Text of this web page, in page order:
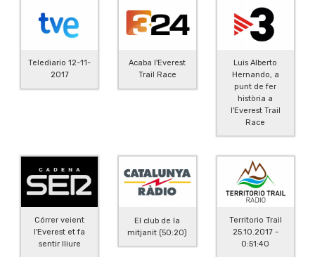
Telediario 12-11-
2017
Acaba l'Everest
Trail Race
Luis Alberto
Hernando, a
punt de fer
història a
l'Everest Trail
Race
Córrer veient
l'Everest et fa
sentir lliure
El club de la
mitjanit (50:20)
Territorio Trail
25.10.2017 -
0:51:40